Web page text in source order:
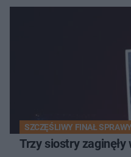
SZCZĘŚLIWY FINAŁ
Trzy siostry zaginęły